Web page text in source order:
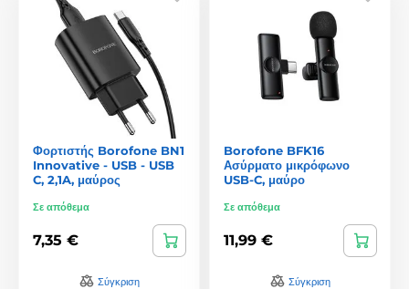
Φορτιστής Borofone BN1
Innovative - USB - USB
C, 2,1A, μαύρος
Σε απόθεμα
7,35 €
Σύγκριση
Borofone BFK16
Ασύρματο μικρόφωνο
USB-C, μαύρο
Σε απόθεμα
11,99 €
Σύγκριση